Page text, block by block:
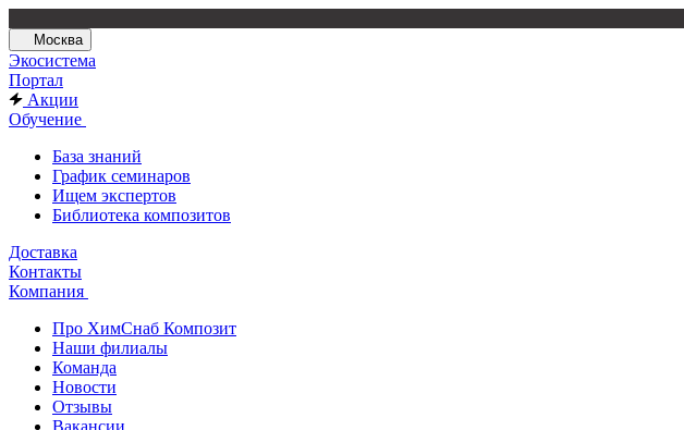
Москва
Экосистема
Портал
Акции
Обучение
База знаний
График семинаров
Ищем экспертов
Библиотека композитов
Доставка
Контакты
Компания
Про ХимСнаб Композит
Наши филиалы
Команда
Новости
Отзывы
Вакансии